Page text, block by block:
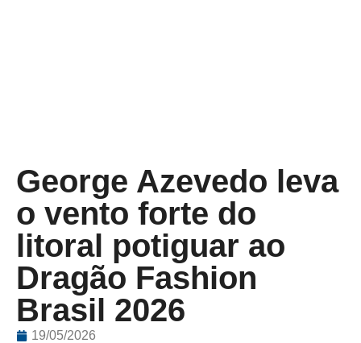
George Azevedo leva
o vento forte do
litoral potiguar ao
Dragão Fashion
Brasil 2026
19/05/2026